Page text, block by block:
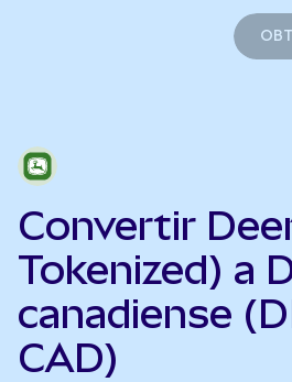
Convertir
Tokenized) a
canadiense
CAD)